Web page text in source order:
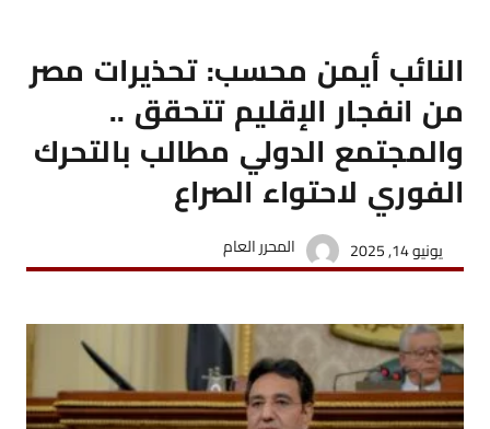
النائب أيمن محسب: تحذيرات مصر
من انفجار الإقليم تتحقق ..
والمجتمع الدولي مطالب بالتحرك
الفوري لاحتواء الصراع
يونيو 14, 2025 المحرر العام